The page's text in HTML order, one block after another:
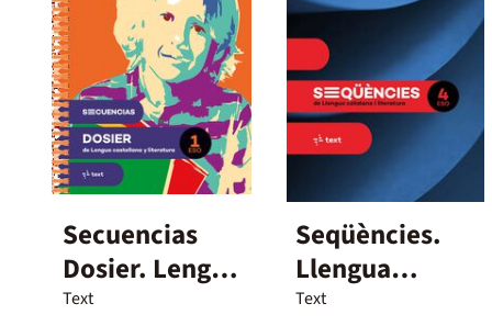
Secuencias
Dosier. Lengua
Castellana Y
Text
Seqüències.
Llengua
Catalana I
Text